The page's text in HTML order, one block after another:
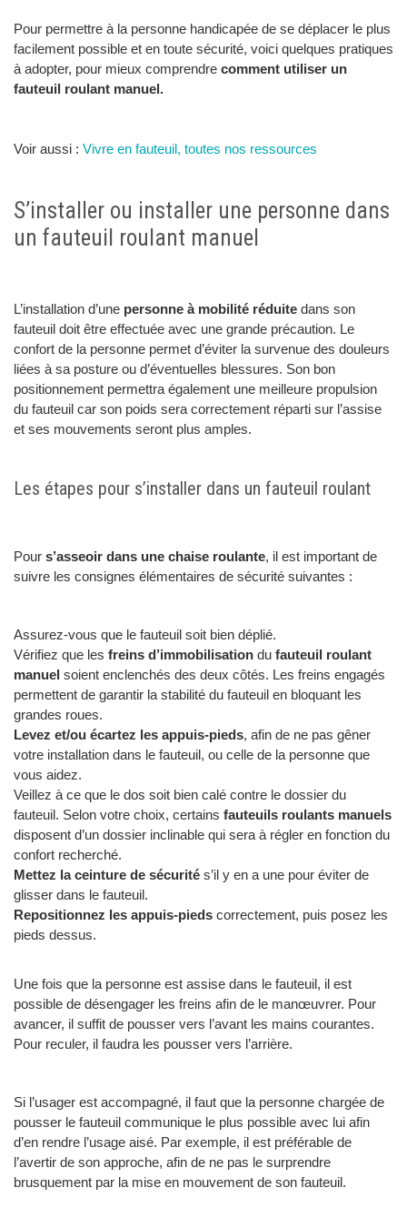
Pour permettre à la personne handicapée de se déplacer le plus
facilement possible et en toute sécurité, voici quelques pratiques
à adopter, pour mieux comprendre comment utiliser un
fauteuil roulant manuel.
Voir aussi : Vivre en fauteuil, toutes nos ressources
S’installer ou installer une personne dans
un fauteuil roulant manuel
L’installation d’une personne à mobilité réduite dans son
fauteuil doit être effectuée avec une grande précaution. Le
confort de la personne permet d’éviter la survenue des douleurs
liées à sa posture ou d’éventuelles blessures. Son bon
positionnement permettra également une meilleure propulsion
du fauteuil car son poids sera correctement réparti sur l’assise
et ses mouvements seront plus amples.
Les étapes pour s’installer dans un fauteuil roulant
Pour s’asseoir dans une chaise roulante, il est important de
suivre les consignes élémentaires de sécurité suivantes :
Assurez-vous que le fauteuil soit bien déplié.
Vérifiez que les freins d’immobilisation du fauteuil roulant
manuel soient enclenchés des deux côtés. Les freins engagés
permettent de garantir la stabilité du fauteuil en bloquant les
grandes roues.
Levez et/ou écartez les appuis-pieds, afin de ne pas gêner
votre installation dans le fauteuil, ou celle de la personne que
vous aidez.
Veillez à ce que le dos soit bien calé contre le dossier du
fauteuil. Selon votre choix, certains fauteuils roulants manuels
disposent d’un dossier inclinable qui sera à régler en fonction du
confort recherché.
Mettez la ceinture de sécurité s’il y en a une pour éviter de
glisser dans le fauteuil.
Repositionnez les appuis-pieds correctement, puis posez les
pieds dessus.
Une fois que la personne est assise dans le fauteuil, il est
possible de désengager les freins afin de le manœuvrer. Pour
avancer, il suffit de pousser vers l’avant les mains courantes.
Pour reculer, il faudra les pousser vers l’arrière.
Si l’usager est accompagné, il faut que la personne chargée de
pousser le fauteuil communique le plus possible avec lui afin
d’en rendre l’usage aisé. Par exemple, il est préférable de
l’avertir de son approche, afin de ne pas le surprendre
brusquement par la mise en mouvement de son fauteuil.